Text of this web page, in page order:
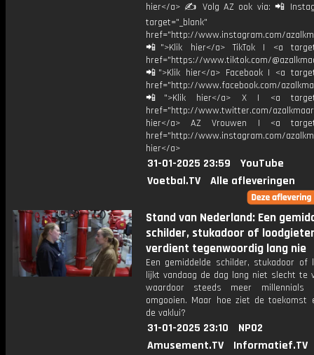
hier</a> ✍ Volg AZ ook via: 📲
target="_blank"
href="http://www.instagram.com/
📲">Klik hier</a> TikTok | <a
href="https://www.tiktok.com/
📲">Klik hier</a> Facebook | <a
href="http://www.facebook.com/
📲">Klik hier</a> X | <a
href="http://www.twitter.com/
hier</a> AZ Vrouwen | <a
href="http://www.instagram.com/
hier</a>
31-01-2025 23:59
YouTube
Voetbal.TV
Alle afleveringen
Stand van Nederland: Een
schilder, stukadoor of
verdient tegenwoordig lang nie
Een gemiddelde schilder, stukadoor of
lijkt vandaag de dag lang niet slecht te
waardoor steeds meer
omgooien. Maar hoe ziet de toekomst
de vaklui?
31-01-2025 23:10
NPO2
Amusement.TV
Informatief.TV